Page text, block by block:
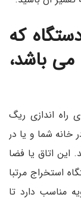
که
باشد،
اندازی ریگ
خانه شما و یا در
این اتاق یا فضا
استخراج مرتبا
مناسب دارد تا